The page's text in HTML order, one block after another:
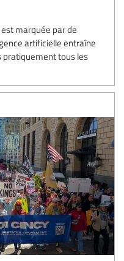
marquée par de
artificielle entraîne
tous les